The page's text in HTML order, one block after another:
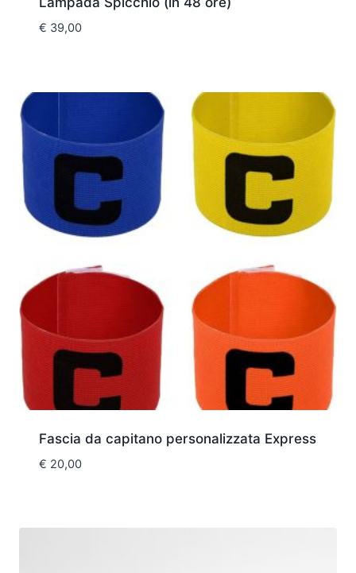
€ 39,00
Fascia da capitano personalizzata Express
€ 20,00